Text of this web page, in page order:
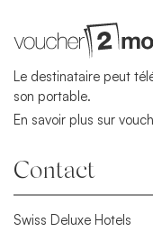
Le destinataire peut
son portable.
En savoir plus sur
Contact
Swiss Deluxe Hotels